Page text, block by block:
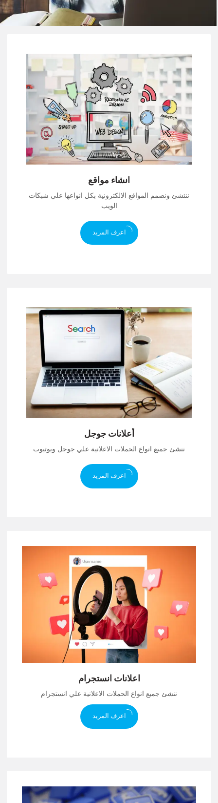
انشاء مواقع
ننئشئ ونصمم المواقع الالكترونية بكل انواعها علي شبكات
الويب
اعرف المزيد
أعلانات جوجل
ننشئ جميع انواع الحملات الاعلانية علي جوجل ويوتيوب
اعرف المزيد
اعلانات انستجرام
ننشئ جميع انواع الحملات الاعلانية علي انستجرام
اعرف المزيد